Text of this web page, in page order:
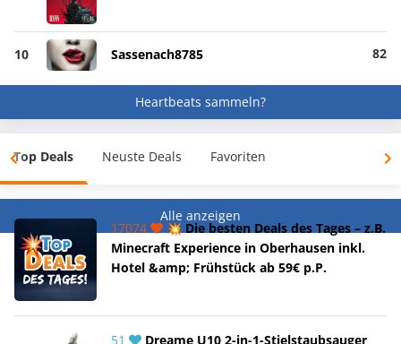
10 Sassenach8785 82
Heartbeats sammeln?
Top Deals Neuste Deals Favoriten
Alle anzeigen
17074
💥 Die besten Deals des Tages – z.B.
Minecraft Experience in Oberhausen inkl.
Hotel &amp; Frühstück ab 59€ p.P.
51
Dreame U10 2-in-1-Stielstaubsauger